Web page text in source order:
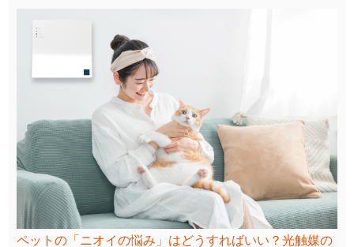
ペットの「ニオイの悩み」はどうすればいい？光触媒の